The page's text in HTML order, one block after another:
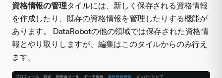
資格情報の管理タイルには、新しく保存される資格情報
を作成したり、既存の資格情報を管理したりする機能が
あります。 DataRobotの他の領域では保存された資格情
報とやり取りしますが、編集はこのタイルからのみ行え
ます。